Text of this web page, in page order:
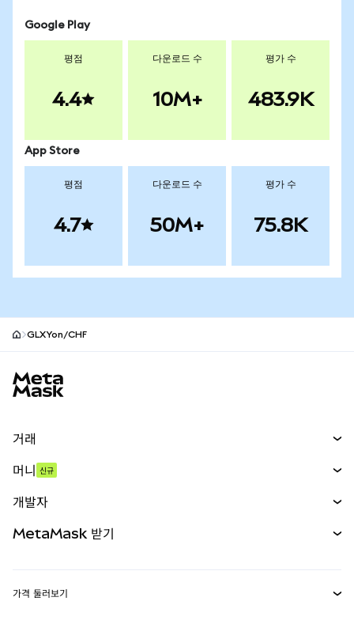
Google Play
평점
4.4
다운로드 수
10M+
평가 수
483.9K
App Store
평점
4.7
다운로드 수
50M+
평가 수
75.8K
GLXYon/CHF
거래
무기한 선물
실물자산
머니 신규
개발자
MetaMask 받기
가격 둘러보기